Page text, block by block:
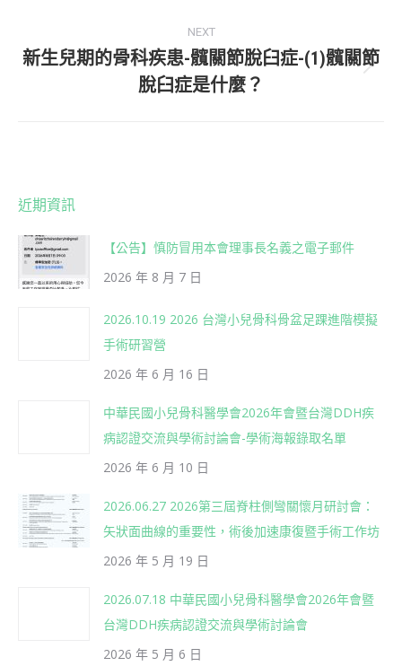
NEXT
Next
新生兒期的骨科疾患-髖關節脫臼症-(1)髖關節
脫臼症是什麼？
近期資訊
【公告】慎防冒用本會理事長名義之電子郵件
2026 年 8 月 7 日
2026.10.19 2026 台灣小兒骨科骨盆足踝進階模擬
手術研習營
2026 年 6 月 16 日
中華民國小兒骨科醫學會2026年會暨台灣DDH疾
病認證交流與學術討論會-學術海報錄取名單
2026 年 6 月 10 日
2026.06.27 2026第三屆脊柱側彎關懷月研討會：
矢狀面曲線的重要性，術後加速康復暨手術工作坊
2026 年 5 月 19 日
2026.07.18 中華民國小兒骨科醫學會2026年會暨
台灣DDH疾病認證交流與學術討論會
2026 年 5 月 6 日